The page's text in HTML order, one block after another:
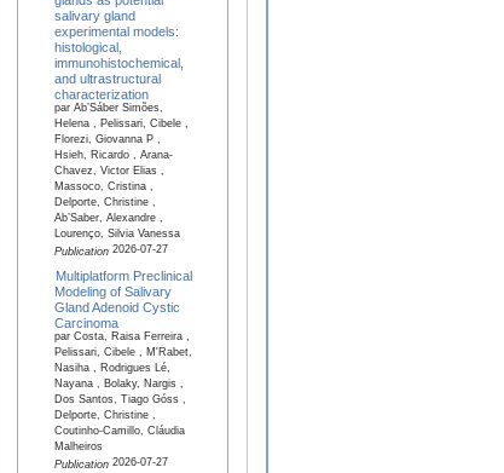
salivary gland
experimental models:
histological,
immunohistochemical,
and ultrastructural
characterization
par Ab’Sáber Simões,
Helena , Pelissari, Cibele ,
Florezi, Giovanna P ,
Hsieh, Ricardo , Arana-
Chavez, Victor Elias ,
Massoco, Cristina ,
Delporte, Christine ,
Ab’Saber, Alexandre ,
Lourenço, Silvia Vanessa
Publication2026-07-27
Multiplatform Preclinical
Modeling of Salivary
Gland Adenoid Cystic
Carcinoma
par Costa, Raisa Ferreira ,
Pelissari, Cibele , M'Rabet,
Nasiha , Rodrigues Lé,
Nayana , Bolaky, Nargis ,
Dos Santos, Tiago Góss ,
Delporte, Christine ,
Coutinho-Camillo, Cláudia
Malheiros
Publication2026-07-27